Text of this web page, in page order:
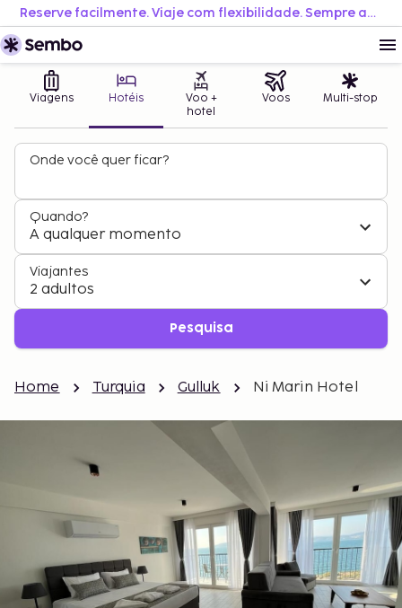
Reserve facilmente. Viaje com flexibilidade. Sempre ao melhor preço.
Viagens Hotéis
Voo +
hotel
Voos Multi-stop
Onde você quer ficar?
Quando?
A qualquer momento
Viajantes
2 adultos
Pesquisa
Home Turquia Gulluk Ni Marin Hotel